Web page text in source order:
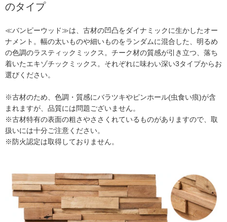
のタイプ
≪バンピーウッド≫は、古材の凹凸をダイナミックに生かしたオー
ナメント。幅の太いものや細いものをランダムに混合した、明るめ
の色調のラスティックミックス。チーク材の質感が引き立つ、落ち
着いたエキゾチックミックス。それぞれに味わい深い3タイプからお
選びください。
※古材のため、色調・質感にバラツキやピンホール(虫食い痕)が含
まれますが、品質には問題ございません。
※古材特有の表面の粗さやささくれているものがありますので、取
扱いには十分ご注意ください。
※防火認定は取得しておりません。